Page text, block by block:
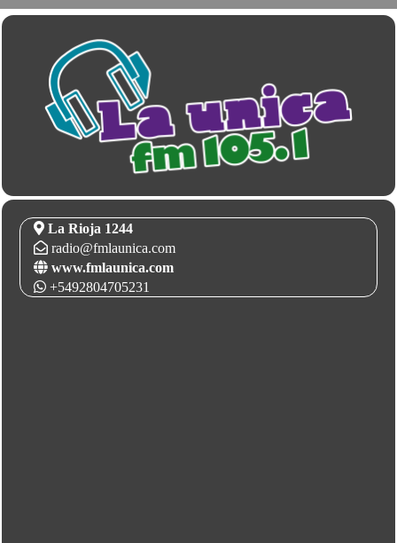
La Rioja 1244
radio@fmlaunica.com
www.fmlaunica.com
+5492804705231